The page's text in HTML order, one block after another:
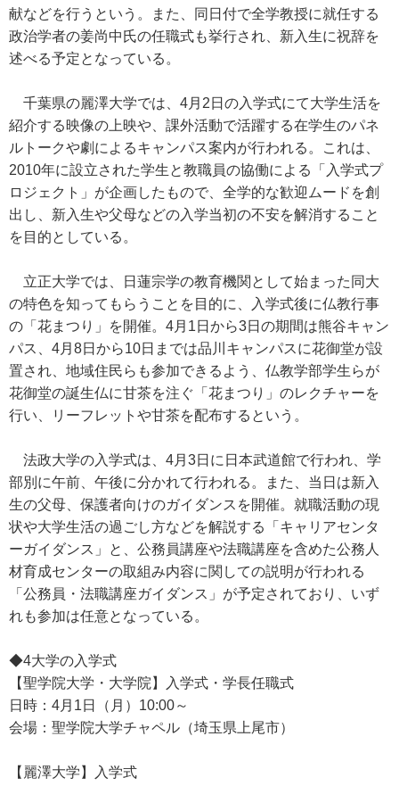
献などを行うという。また、同日付で全学教授に就任する
政治学者の姜尚中氏の任職式も挙行され、新入生に祝辞を
述べる予定となっている。
千葉県の麗澤大学では、4月2日の入学式にて大学生活を
紹介する映像の上映や、課外活動で活躍する在学生のパネ
ルトークや劇によるキャンパス案内が行われる。これは、
2010年に設立された学生と教職員の協働による「入学式プ
ロジェクト」が企画したもので、全学的な歓迎ムードを創
出し、新入生や父母などの入学当初の不安を解消すること
を目的としている。
立正大学では、日蓮宗学の教育機関として始まった同大
の特色を知ってもらうことを目的に、入学式後に仏教行事
の「花まつり」を開催。4月1日から3日の期間は熊谷キャン
パス、4月8日から10日までは品川キャンパスに花御堂が設
置され、地域住民らも参加できるよう、仏教学部学生らが
花御堂の誕生仏に甘茶を注ぐ「花まつり」のレクチャーを
行い、リーフレットや甘茶を配布するという。
法政大学の入学式は、4月3日に日本武道館で行われ、学
部別に午前、午後に分かれて行われる。また、当日は新入
生の父母、保護者向けのガイダンスを開催。就職活動の現
状や大学生活の過ごし方などを解説する「キャリアセンタ
ーガイダンス」と、公務員講座や法職講座を含めた公務人
材育成センターの取組み内容に関しての説明が行われる
「公務員・法職講座ガイダンス」が予定されており、いず
れも参加は任意となっている。
◆4大学の入学式
【聖学院大学・大学院】入学式・学長任職式
日時：4月1日（月）10:00～
会場：聖学院大学チャペル（埼玉県上尾市）
【麗澤大学】入学式